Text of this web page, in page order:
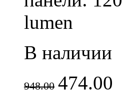
lumen
В наличии
948.00 474.00